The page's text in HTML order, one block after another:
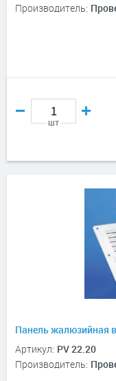
Производитель:
шт
Панель жалюзийная
Артикул: PV 22.20
Производитель: